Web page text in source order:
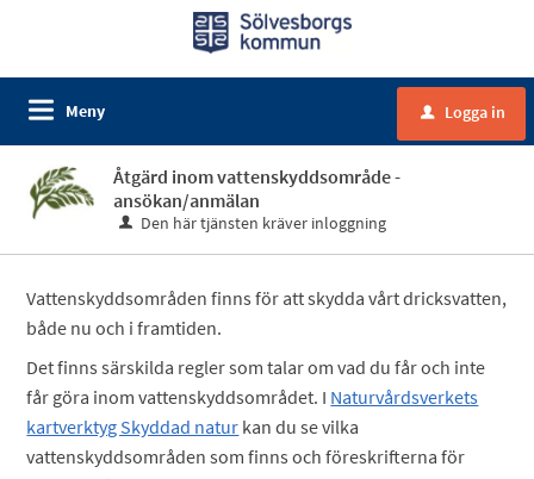
Meny u Logga in
Åtgärd inom vattenskyddsområde -
ansökan/anmälan
Den här tjänsten kräver inloggning
Vattenskyddsområden finns för att skydda vårt dricksvatten,
både nu och i framtiden.
Det finns särskilda regler som talar om vad du får och inte
får göra inom vattenskyddsområdet. I Naturvårdsverkets
kartverktyg Skyddad natur kan du se vilka
vattenskyddsområden som finns och föreskrifterna för